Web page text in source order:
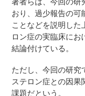
おり、過少報告の可
ことなどを説明した
ロン症の実臨床にお
結論付けている。
ただし、今回の研究
ステロン症との因果
課題だという。